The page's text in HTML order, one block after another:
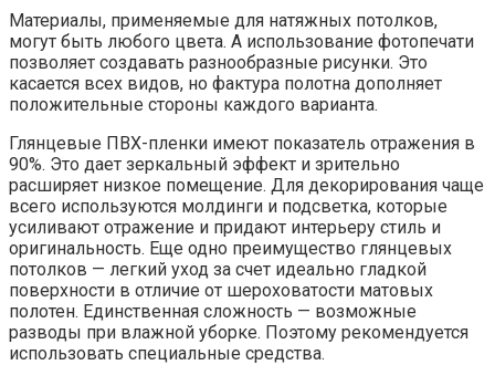
Материалы, применяемые для натяжных потолков,
могут быть любого цвета. А использование фотопечати
позволяет создавать разнообразные рисунки. Это
касается всех видов, но фактура полотна дополняет
положительные стороны каждого варианта.
Глянцевые ПВХ-пленки имеют показатель отражения в
90%. Это дает зеркальный эффект и зрительно
расширяет низкое помещение. Для декорирования чаще
всего используются молдинги и подсветка, которые
усиливают отражение и придают интерьеру стиль и
оригинальность. Еще одно преимущество глянцевых
потолков — легкий уход за счет идеально гладкой
поверхности в отличие от шероховатости матовых
полотен. Единственная сложность — возможные
разводы при влажной уборке. Поэтому рекомендуется
использовать специальные средства.